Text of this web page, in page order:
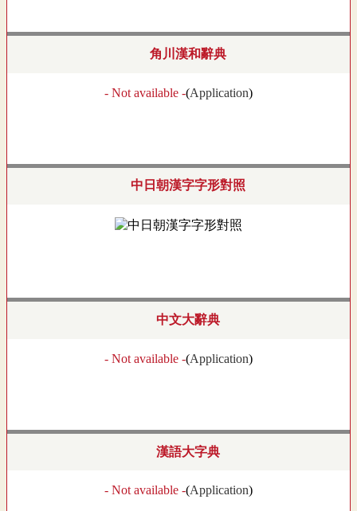
角川漢和辭典
- Not available -(Application)
中日朝漢字字形對照
中文大辭典
- Not available -(Application)
漢語大字典
- Not available -(Application)